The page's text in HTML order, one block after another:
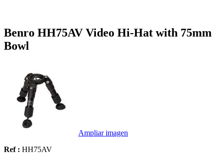
Benro HH75AV Video Hi-Hat with 75mm
Bowl
Ampliar imagen
Ref : HH75AV